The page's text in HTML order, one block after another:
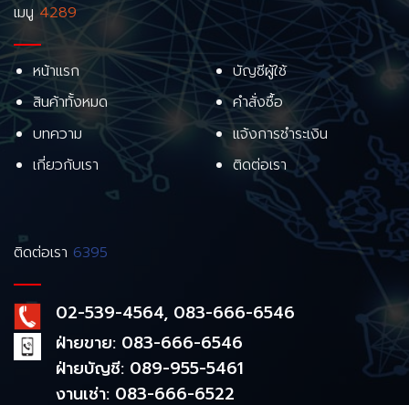
เมนู4289
หน้าแรก
สินค้าทั้งหมด
บทความ
เกี่ยวกับเรา
บัญชีผู้ใช้
คำสั่งซื้อ
แจ้งการชำระเงิน
ติดต่อเรา
ติดต่อเรา 6395
02-539-4564, 083-666-6546
ฝ่ายขาย: 083-666-6546
ฝ่ายบัญชี: 089-955-5461
งานเช่า: 083-666-6522